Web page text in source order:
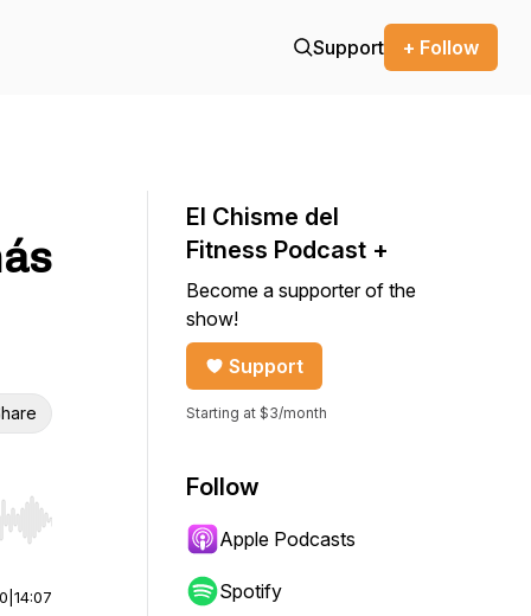
Support + Follow
Hold shift to jump forward or backward.
14:07
El Chisme del
Fitness Podcast +
Become a supporter of the
show!
Support
Starting at $3/month
Follow
Apple Podcasts
Spotify